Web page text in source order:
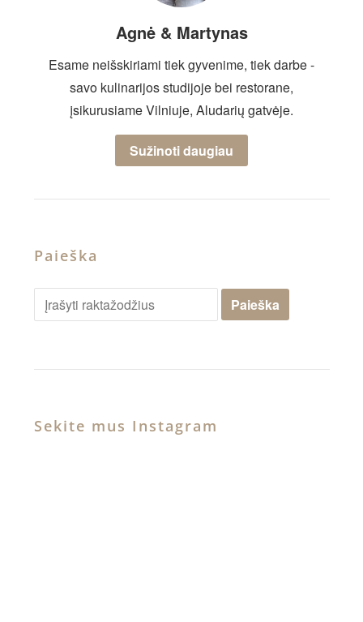
Agnė & Martynas
Esame neišskiriami tiek gyvenime, tiek darbe -
savo kulinarijos studijoje bei restorane,
įsikurusiame Vilniuje, Aludarių gatvėje.
Sužinoti daugiau
Paieška
Sekite mus Instagram